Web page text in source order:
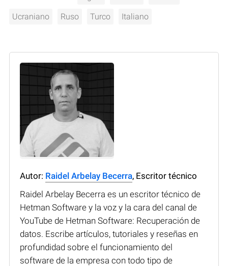
Ucraniano Ruso Turco Italiano
Autor: Raidel Arbelay Becerra, Escritor técnico
Raidel Arbelay Becerra es un escritor técnico de
Hetman Software y la voz y la cara del canal de
YouTube de Hetman Software: Recuperación de
datos. Escribe artículos, tutoriales y reseñas en
profundidad sobre el funcionamiento del
software de la empresa con todo tipo de